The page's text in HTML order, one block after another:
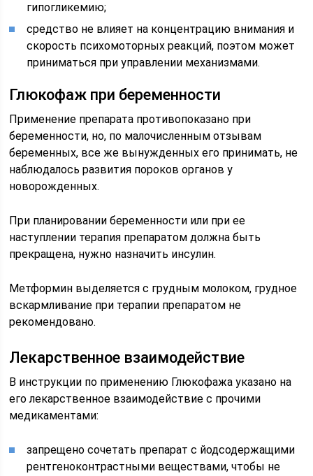
гипогликемию;
средство не влияет на концентрацию внимания и
скорость психомоторных реакций, поэтом может
приниматься при управлении механизмами.
Глюкофаж при беременности
Применение препарата противопоказано при
беременности, но, по малочисленным отзывам
беременных, все же вынужденных его принимать, не
наблюдалось развития пороков органов у
новорожденных.
При планировании беременности или при ее
наступлении терапия препаратом должна быть
прекращена, нужно назначить инсулин.
Метформин выделяется с грудным молоком, грудное
вскармливание при терапии препаратом не
рекомендовано.
Лекарственное взаимодействие
В инструкции по применению Глюкофажа указано на
его лекарственное взаимодействие с прочими
медикаментами:
запрещено сочетать препарат с йодсодержащими
рентгеноконтрастными веществами, чтобы не